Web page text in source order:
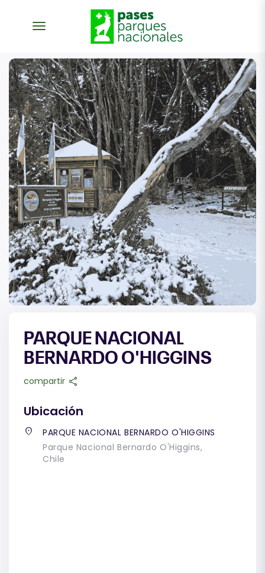
desplegar navegación
PARQUE NACIONAL
BERNARDO O'HIGGINS
compartir share
Ubicación
place
PARQUE NACIONAL BERNARDO O'HIGGINS
Parque Nacional Bernardo O'Higgins,
Chile